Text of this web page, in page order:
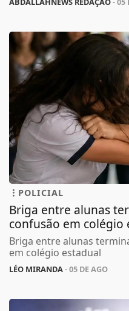
POLICIAL
Briga entre alunas
confusão em colégio
Briga entre alunas
em colégio estadual
LÉO MIRANDA- 05 DE AGO